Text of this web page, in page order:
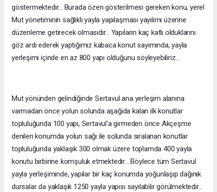
göstermektedir... Burada özen gösterilmesi gereken konu, yerel
Mut yönetiminin sağlıklı yayla yapılaşması yayılımı üzerine
düzenleme getirecek olmasıdır... Yapıların kaç katlı olduklarını
göz ardı ederek yaptığımız kabaca konut sayımında, yayla
yerleşimi içinde en az 800 yapı olduğunu söyleyebiliriz...
Mut yönünden gelindiğinde Sertavul ana yerleşim alanına
varmadan önce yolun solunda aşağıda kalan ilk konutlar
topluluğunda 100 yapı, Sertavul'a girmeden önce Akçeşme
denilen konumda yolun sağı ile solunda sıralanan konutlar
topluluğunda yaklaşık 300 olmak üzere toplamda 400 yayla
konutu birbirine komşuluk etmektedir... Böylece tüm Sertavul
yayla yerleşiminde, yapılar bir kaç konumda yoğunlaşıp dağınık
dursalar da yaklaşık 1250 yayla yapısı sayılabilir görülmektedir...